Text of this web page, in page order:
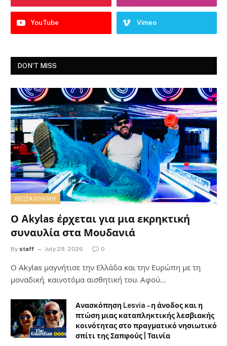
YouTube Vimeo
DON'T MISS
ΘΕΣΣΑΛΟΝΊΚΗ
Ο Akylas έρχεται για μια εκρηκτική
συναυλία στα Μουδανιά
By staff July 29, 2026 0
Ο Αkylas μαγνήτισε την Ελλάδα και την Ευρώπη με τη
μοναδική, καινοτόμα αισθητική του. Αφού…
Ανασκόπηση Lesvia – η άνοδος και η
πτώση μιας καταπληκτικής λεσβιακής
κοινότητας στο πραγματικό νησιωτικό
σπίτι της Σαπφούς | Ταινία